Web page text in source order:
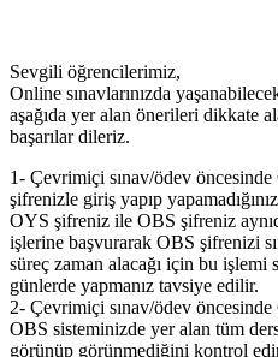
Sevgili öğrencilerimiz,
Online sınavlarınızda
aşağıda yer alan önerileri dikkate
başarılar dileriz.
1- Çevrimiçi sınav/ödev öncesinde
şifrenizle giriş yapıp
OYS şifreniz ile OBS şifreniz
işlerine başvurarak OBS şifrenizi
süreç zaman alacağı için bu işlemi
günlerde yapmanız tavsiye edilir.
2- Çevrimiçi sınav/ödev
OBS sisteminizde yer alan tüm
görünüp görünmediğini kontrol